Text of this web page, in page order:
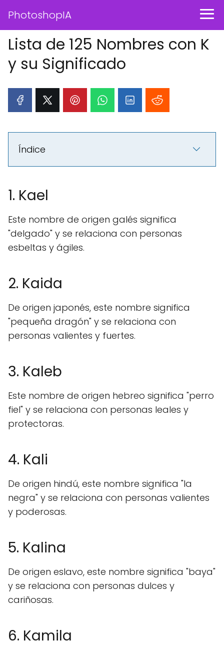
PhotoshopIA
Lista de 125 Nombres con K
y su Significado
Índice
1. Kael
Este nombre de origen galés significa
"delgado" y se relaciona con personas
esbeltas y ágiles.
2. Kaida
De origen japonés, este nombre significa
"pequeña dragón" y se relaciona con
personas valientes y fuertes.
3. Kaleb
Este nombre de origen hebreo significa "perro
fiel" y se relaciona con personas leales y
protectoras.
4. Kali
De origen hindú, este nombre significa "la
negra" y se relaciona con personas valientes
y poderosas.
5. Kalina
De origen eslavo, este nombre significa "baya"
y se relaciona con personas dulces y
cariñosas.
6. Kamila